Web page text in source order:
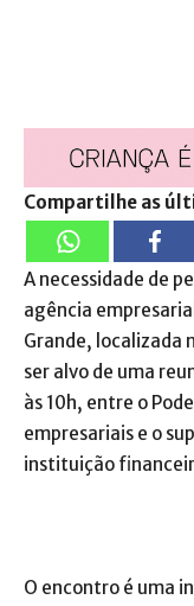
Compartilhe as
A necessidade de
agência
Grande, localizada
ser alvo de uma
às 10h, entre o
empresariais e o
instituição
O encontro é uma